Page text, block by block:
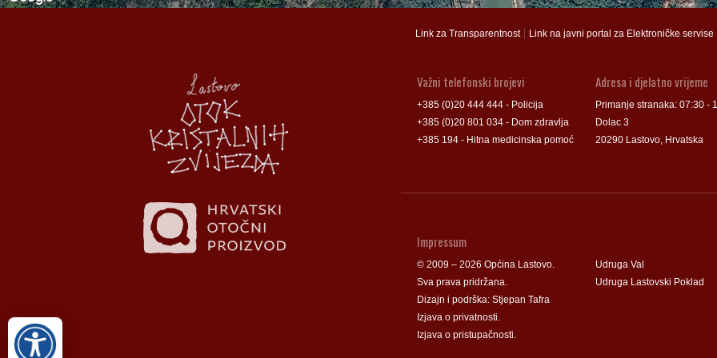
Link za Transparentnost| Link na javni portal za Elektroničke servise
Adresa i djelatno vrijeme
Primanje stranaka: 07:30 -
Dolac 3
20290 Lastovo, Hrvatska
Važni telefonski brojevi
+385 (0)20 444 444 - Policija
+385 (0)20 801 034 - Dom zdravlja
+385 194 - Hitna medicinska pomoć
Udruga Val
Udruga Lastovski Poklad
Impressum
© 2009 – 2026 Općina Lastovo.
Sva prava pridržana.
Dizajn i podrška: Stjepan Tafra
Izjava o privatnosti.
Izjava o pristupačnosti.